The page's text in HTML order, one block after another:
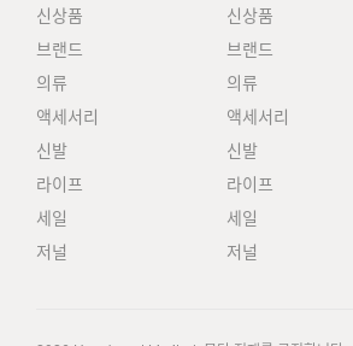
신상품
브랜드
의류
액세서리
신발
라이프
세일
저널
신상품
브랜드
의류
액세서리
신발
라이프
세일
저널